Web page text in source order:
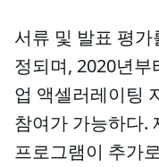
서류 및 발표 평
정되며, 2020년
업 액셀러레이팅
참여가 가능하다.
프로그램이 추가